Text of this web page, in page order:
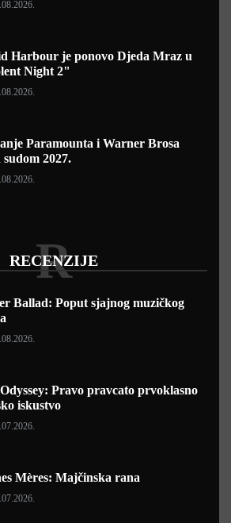
Harbour je ponovo Djeda Mraz u
Night 2"
Paramounta i Warner Brosa
2027.
RECENZIJE
R
Ballad: Poput sjajnog muzičkog
Pravo pravcato prvoklasno
iskustvo
Mères: Majčinska rana